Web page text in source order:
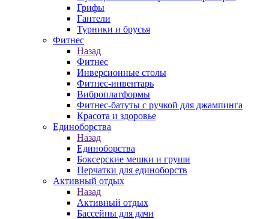
Грифы
Гантели
Турники и брусья
Фитнес
Назад
Фитнес
Инверсионные столы
Фитнес-инвентарь
Виброплатформы
Фитнес-батуты с ручкой для джампинга
Красота и здоровье
Единоборства
Назад
Единоборства
Боксерские мешки и груши
Перчатки для единоборств
Активный отдых
Назад
Активный отдых
Бассейны для дачи